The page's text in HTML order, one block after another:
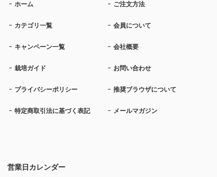
営業日カレンダー
ホーム ご注文方法
カテゴリ一覧 会員について
キャンペーン一覧 会社概要
栽培ガイド お問い合わせ
プライバシーポリシー 推奨ブラウザについて
特定商取引法に基づく表記 メールマガジン